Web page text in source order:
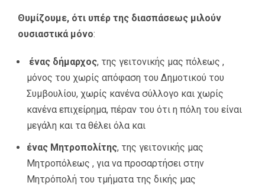
Θυμίζουμε, ότι υπέρ της διασπάσεως μιλούν
ουσιαστικά μόνο:
ένας δήμαρχος, της γειτονικής μας πόλεως ,
μόνος του χωρίς απόφαση του Δημοτικού του
Συμβουλίου, χωρίς κανένα σύλλογο και χωρίς
κανένα επιχείρημα, πέραν του ότι η πόλη του είναι
μεγάλη και τα θέλει όλα και
ένας Μητροπολίτης, της γειτονικής μας
Μητροπόλεως , για να προσαρτήσει στην
Μητρόπολή του τμήματα της δικής μας